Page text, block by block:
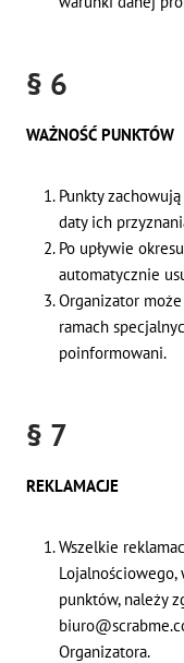
§ 6
WAŻNOŚĆ PUNKTÓW
Punkty
daty ich
Po upływie
automatycznie
Organizator
ramach
poinformowani.
§ 7
REKLAMACJE
Wszelkie
punktów, należy
Organizatora.